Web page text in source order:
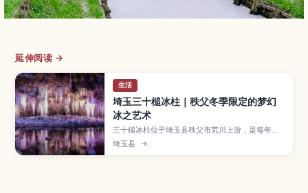
延伸阅读 →
生活
埼玉三十槌冰柱｜秩父冬季限定的梦幻
冰之艺术
三十槌冰柱位于埼玉县秩父市荒川上游，是每年冬
季才能看到的自然冰瀑景观。本文介绍高达数米的
冰墙与夜间灯光秀的看点、附近可顺游的冰柱景点
埼玉县 →